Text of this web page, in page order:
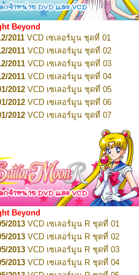
2016VCD เซเลอร์มูน คริสตัล VOL.13
2016DVD เซเลอร์มูน คริสตัล VOL.1
2016DVD เซเลอร์มูน คริสตัล VOL.2
2016 DVD เซเลอร์มูน คริสตัล VOL.3
2016 DVD เซเลอร์มูน คริสตัล VOL.4
2016 DVD เซเลอร์มูน คริสตัล VOL.5
2016 DVD เซเลอร์มูน คริสตัล VOL.6
2016DVD เซเลอร์มูน คริสตัล VOL.7
2016DVD เซเลอร์มูน คริสตัล VOL.8
2017 DVD เซเลอร์มูน คริสตัล Box-Set
Beyond
2011 VCD เซเลอร์มูน ชุดที่ 01
2011 VCD เซเลอร์มูน ชุดที่ 02
2011 VCD เซเลอร์มูน ชุดที่ 03
2011 VCD เซเลอร์มูน ชุดที่ 04
2012 VCD เซเลอร์มูน ชุดที่ 05
2012 VCD เซเลอร์มูน ชุดที่ 06
2012 VCD เซเลอร์มูน ชุดที่ 07
VCD เซเลอร์มูน ชุดที่ 08
VCD เซเลอร์มูน ชุดที่ 09
VCD เซเลอร์มูน ชุดที่ 10
2012VCD เซเลอร์มูน ชุดที่ 11
2012VCD เซเลอร์มูน ชุดที่ 12
2012VCD เซเลอร์มูน ชุดที่ 13
2012VCD เซเลอร์มูน ชุดที่ 14
2012 VCD เซเลอร์มูน ชุดที่ 15
2012 VCD เซเลอร์มูน ชุดที่ 16
2012 VCD เซเลอร์มูน ชุดที่ 17
2012 VCD เซเลอร์มูน ชุดที่ 18
2012 VCD เซเลอร์มูน ชุดที่ 19
Beyond
2013 VCD เซเลอร์มูน R ชุดที่ 01
2013 VCD เซเลอร์มูน R ชุดที่ 02
2013 VCD เซเลอร์มูน R ชุดที่ 03
2013 VCD เซเลอร์มูน R ชุดที่ 04